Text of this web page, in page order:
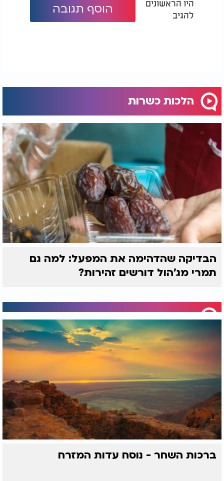
היו הראשונים
להגיב
הוסף תגובה
הלכות כשרות
הבדיקה שהדהימה את המפעל: למה גם
תמרי מג'הול דורשים זהירות?
ברכות השחר - נוסח עדות המזרח